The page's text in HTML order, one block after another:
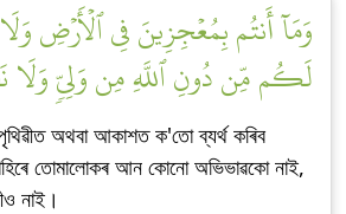
وَمَآ أَنتُم بِمُعۡجِزِينَ فِي ٱلۡأَرۡضِ
لَكُم مِّن دُونِ ٱللَّهِ مِن وَلِيّٖ وَلَا
অথবা আকাশত ক'তো ব্যৰ্থ কৰিব
তোমালোকৰ আন কোনো অভিভাৱকো নাই,
নাই।